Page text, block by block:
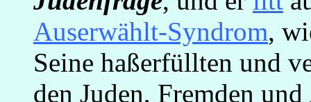
Auserwählt-Syndrom,
Seine haßerfüllten und
den Juden, Fremden